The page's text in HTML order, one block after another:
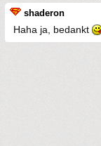
shaderon
Haha ja, bedankt